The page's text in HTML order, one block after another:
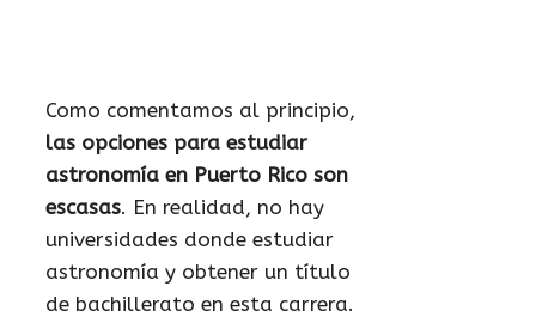
Como comentamos al principio,
las opciones para estudiar
astronomía en Puerto Rico son
escasas. En realidad, no hay
universidades donde estudiar
astronomía y obtener un título
de bachillerato en esta carrera.